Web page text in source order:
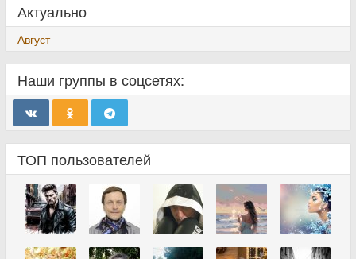
Актуально
Август
Наши группы в соцсетях:
ТОП пользователей